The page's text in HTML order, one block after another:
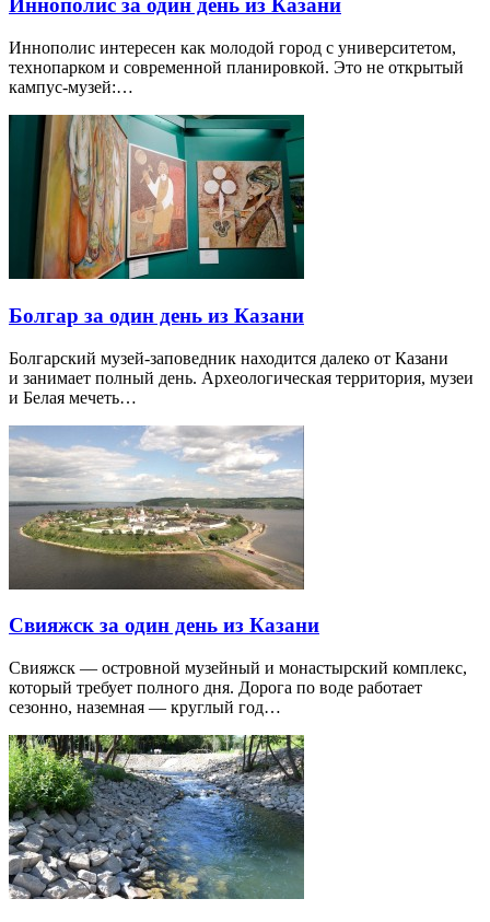
Иннополис за один день из Казани
Иннополис интересен как молодой город с университетом,
технопарком и современной планировкой. Это не открытый
кампус-музей:…
Болгар за один день из Казани
Болгарский музей-заповедник находится далеко от Казани
и занимает полный день. Археологическая территория, музеи
и Белая мечеть…
Свияжск за один день из Казани
Свияжск — островной музейный и монастырский комплекс,
который требует полного дня. Дорога по воде работает
сезонно, наземная — круглый год…